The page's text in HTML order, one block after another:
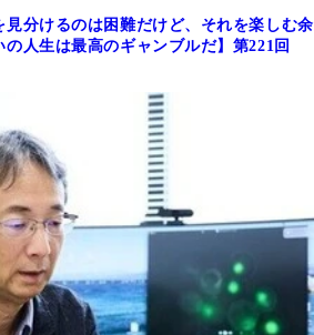
見分けるのは困難だけど、それを楽しむ余
人生は最高のギャンブルだ】第221回